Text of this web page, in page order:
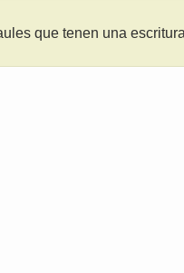
que tenen una